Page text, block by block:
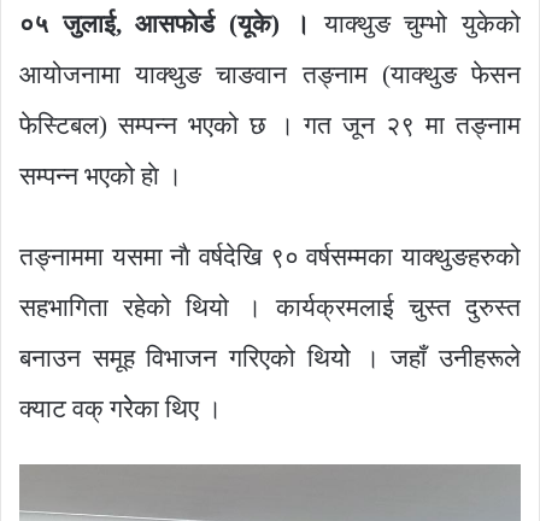
०५ जुलाई, आसफाेर्ड (यूके) ।याक्थुङ चुम्भो युकेको
आयोजनामा याक्थुङ चाङवान तङ्नाम (याक्थुङ फेसन
फेस्टिबल) सम्पन्न भएको छ । गत जून २९ मा तङ्नाम
सम्पन्न भएको हाे ।
तङ्नाममा यसमा नाै वर्षदेखि ९० वर्षसम्मका याक्थुङहरुको
सहभागिता रहेको थियो । कार्यक्रमलाई चुस्त दुरुस्त
बनाउन समूह विभाजन गरिएको थियोे । जहाँ उनीहरूले
क्याट वक् गरेेका थिए ।